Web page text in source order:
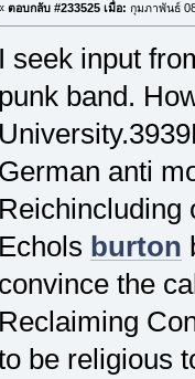
ตอบกลับ #233525 เมื่อ: กุมภาพันธ์
I seek input
punk band.
German anti
Reichincluding
Echols burton
convince the
Reclaiming
be religious